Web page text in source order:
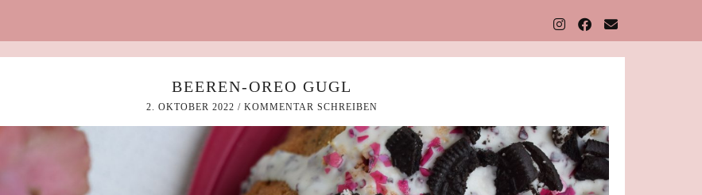
BEEREN-OREO GUGL
2. OKTOBER 2022 / KOMMENTAR SCHREIBEN